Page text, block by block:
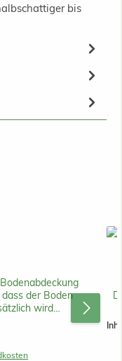
bis
der Boden
wird
sind bei der
für bis zu 1.6